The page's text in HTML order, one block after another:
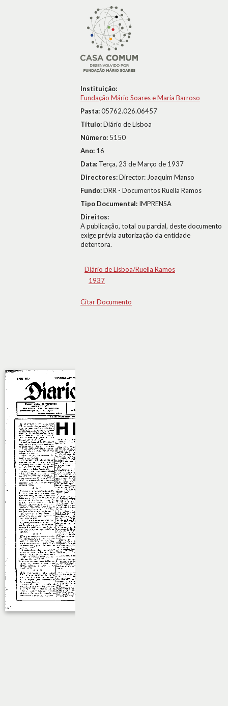
Instituição:
Fundação Mário Soares e Maria Barroso
Pasta:05762.026.06457
Título:Diário de Lisboa
Número: 5150
Ano: 16
Data: Terça, 23 de Março de 1937
Directores:Director: Joaquim Manso
Fundo:DRR - Documentos Ruella Ramos
Tipo Documental: IMPRENSA
Direitos:
A publicação, total ou parcial, deste documento
exige prévia autorização da entidade
detentora.
Diário de Lisboa/Ruella Ramos
1937
Citar Documento